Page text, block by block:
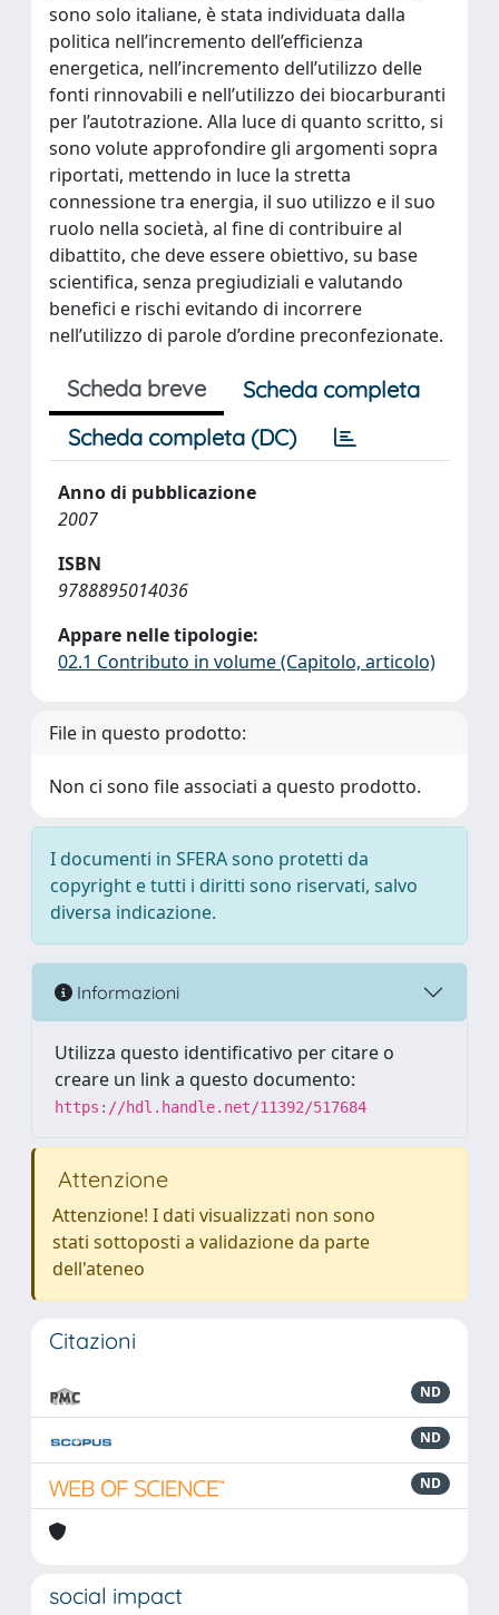
sono solo italiane, è stata individuata dalla
politica nell’incremento dell’efficienza
energetica, nell’incremento dell’utilizzo delle
fonti rinnovabili e nell’utilizzo dei biocarburanti
per l’autotrazione. Alla luce di quanto scritto, si
sono volute approfondire gli argomenti sopra
riportati, mettendo in luce la stretta
connessione tra energia, il suo utilizzo e il suo
ruolo nella società, al fine di contribuire al
dibattito, che deve essere obiettivo, su base
scientifica, senza pregiudiziali e valutando
benefici e rischi evitando di incorrere
nell’utilizzo di parole d’ordine preconfezionate.
Scheda breve
Scheda completa
Scheda completa (DC)
Anno di pubblicazione
2007
ISBN
9788895014036
Appare nelle tipologie:
02.1 Contributo in volume (Capitolo, articolo)
File in questo prodotto:
Non ci sono file associati a questo prodotto.
I documenti in SFERA sono protetti da
copyright e tutti i diritti sono riservati, salvo
diversa indicazione.
Informazioni
Utilizza questo identificativo per citare o
creare un link a questo documento:
https://hdl.handle.net/11392/517684
Attenzione
Attenzione! I dati visualizzati non sono
stati sottoposti a validazione da parte
dell'ateneo
Citazioni
ND
ND
ND
social impact